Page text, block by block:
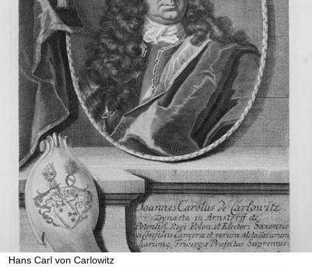
Hans Carl von Carlowitz